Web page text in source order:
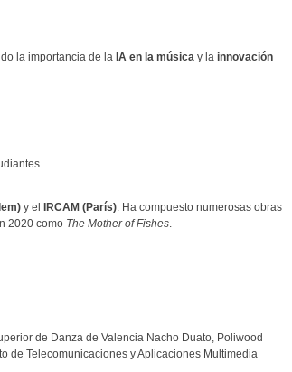
la importancia de la IA en la música y la innovación
y el IRCAM (París). Ha compuesto numerosas obras
2020 como The Mother of Fishes.
de Danza de Valencia Nacho Duato, Poliwood
de Telecomunicaciones y Aplicaciones Multimedia